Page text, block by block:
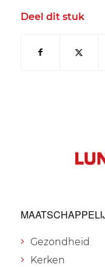
Deel dit stuk
Gezondheid
Kerken